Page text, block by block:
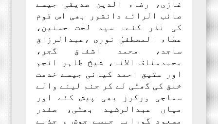
غازی، رضاء الدین صدیقی جیسے
صائب الرائے دانشور بھی اس قوم
کی نذر کئے۔ سید لخت حسنین،
عطاء المصطفیٰ نوری ،عبدالرزاق
ساجد، محمد اشفاق گجر،
محمدمناف الانہ، شیخ طاہر انجم
اور عتیق احمد کیانی جیسے خدمت
خلق کی گھٹی لے کر جنم لینے والے
سماجی ورکرز بھی پیش کئے اور
میاں عبدالرشید بھٹی، صفدر
مسعود گورایہ جیسے جوش و جذبے